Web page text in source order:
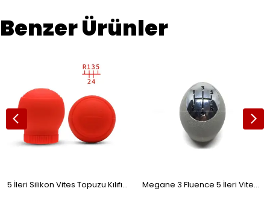
Benzer Ürünler
5 İleri Silikon Vites Topuzu Kılıfı Yuvarlak Kırmızı Megane 3 Fluence 5 İleri Vites Topuzu Gri Krom 8200276415